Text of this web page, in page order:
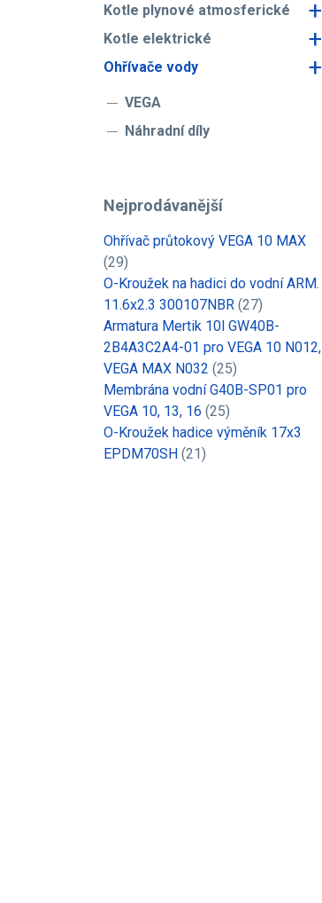
Kotle plynové atmosferické +
Kotle elektrické +
Ohřívače vody +
VEGA
Náhradní díly
Nejprodávanější
Ohřívač průtokový VEGA 10 MAX
(29)
O-Kroužek na hadici do vodní ARM.
11.6x2.3 300107NBR (27)
Armatura Mertik 10l GW40B-
2B4A3C2A4-01 pro VEGA 10 N012,
VEGA MAX N032 (25)
Membrána vodní G40B-SP01 pro
VEGA 10, 13, 16 (25)
O-Kroužek hadice výměník 17x3
EPDM70SH (21)